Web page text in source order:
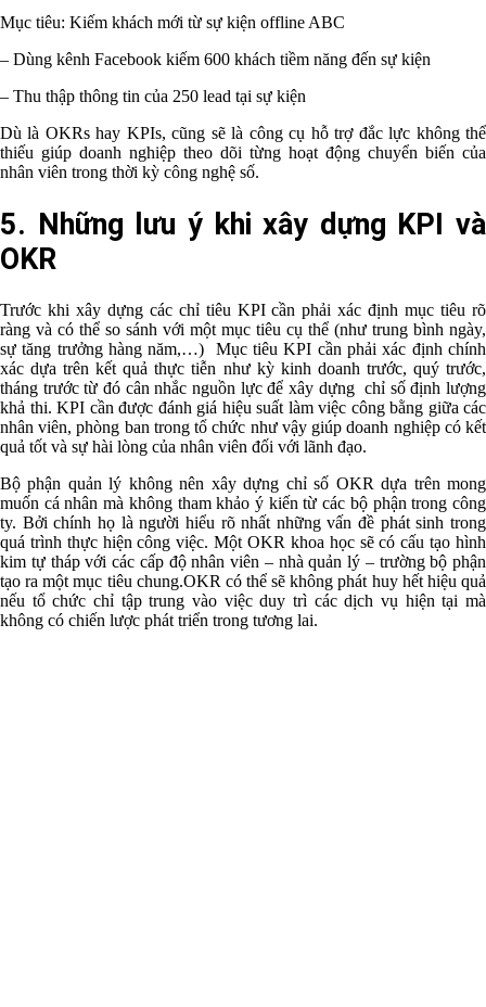
Mục tiêu: Kiếm khách mới từ sự kiện offline ABC
– Dùng kênh Facebook kiếm 600 khách tiềm năng đến sự kiện
– Thu thập thông tin của 250 lead tại sự kiện
Dù là OKRs hay KPIs, cũng sẽ là công cụ hỗ trợ đắc lực không thể
thiếu giúp doanh nghiệp theo dõi từng hoạt động chuyển biến của
nhân viên trong thời kỳ công nghệ số.
5. Những lưu ý khi xây dựng KPI và
OKR
Trước khi xây dựng các chỉ tiêu KPI cần phải xác định mục tiêu rõ
ràng và có thể so sánh với một mục tiêu cụ thể (như trung bình ngày,
sự tăng trưởng hàng năm,…) Mục tiêu KPI cần phải xác định chính
xác dựa trên kết quả thực tiễn như kỳ kinh doanh trước, quý trước,
tháng trước từ đó cân nhắc nguồn lực để xây dựng chỉ số định lượng
khả thi. KPI cần được đánh giá hiệu suất làm việc công bằng giữa các
nhân viên, phòng ban trong tổ chức như vậy giúp doanh nghiệp có kết
quả tốt và sự hài lòng của nhân viên đối với lãnh đạo.
Bộ phận quản lý không nên xây dựng chỉ số OKR dựa trên mong
muốn cá nhân mà không tham khảo ý kiến từ các bộ phận trong công
ty. Bởi chính họ là người hiểu rõ nhất những vấn đề phát sinh trong
quá trình thực hiện công việc. Một OKR khoa học sẽ có cấu tạo hình
kim tự tháp với các cấp độ nhân viên – nhà quản lý – trường bộ phận
tạo ra một mục tiêu chung.OKR có thể sẽ không phát huy hết hiệu quả
nếu tổ chức chỉ tập trung vào việc duy trì các dịch vụ hiện tại mà
không có chiến lược phát triển trong tương lai.